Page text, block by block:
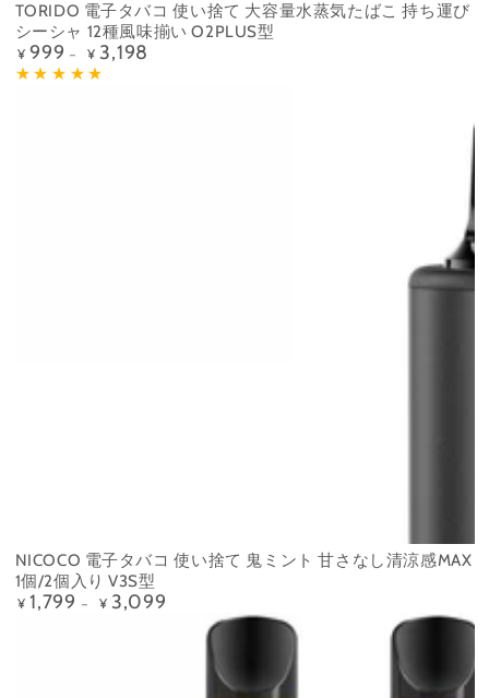
TORIDO 電子タバコ 使い捨て 大容量水蒸気たばこ 持ち運び
シーシャ 12種風味揃い O2PLUS型
定
価
¥ 999 ¥ 3,198
NICOCO 電子タバコ 使い捨て 鬼ミント 甘さなし清涼感MAX
1個/2個入り V3S型
定
¥ 1,799 ¥ 3,099